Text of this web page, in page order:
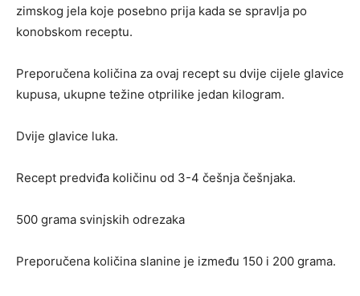
zimskog jela koje posebno prija kada se spravlja po
konobskom receptu.
Preporučena količina za ovaj recept su dvije cijele glavice
kupusa, ukupne težine otprilike jedan kilogram.
Dvije glavice luka.
Recept predviđa količinu od 3-4 češnja češnjaka.
500 grama svinjskih odrezaka
Preporučena količina slanine je između 150 i 200 grama.